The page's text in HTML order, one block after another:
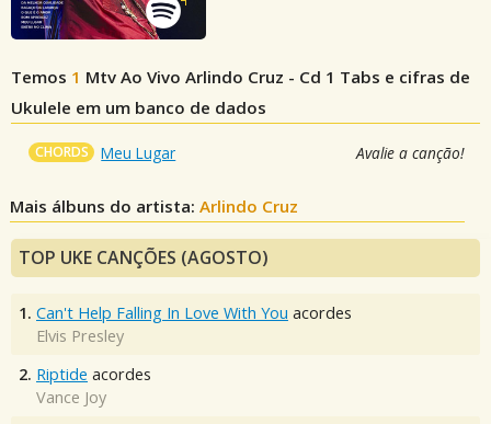
Temos 1 Mtv Ao Vivo Arlindo Cruz - Cd 1 Tabs e cifras de
Ukulele em um banco de dados
CHORDS Meu Lugar Avalie a canção!
Mais álbuns do artista:Arlindo Cruz
TOP UKE CANÇÕES (AGOSTO)
1. Can't Help Falling In Love With You acordes
Elvis Presley
2. Riptide acordes
Vance Joy